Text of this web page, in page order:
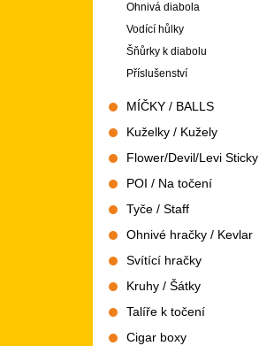
Ohnivá diabola
Vodící hůlky
Šňůrky k diabolu
Příslušenství
MÍČKY / BALLS
Kuželky / Kužely
Flower/Devil/Levi Sticky
POI / Na točení
Tyče / Staff
Ohnivé hračky / Kevlar
Svítící hračky
Kruhy / Šátky
Talíře k točení
Cigar boxy